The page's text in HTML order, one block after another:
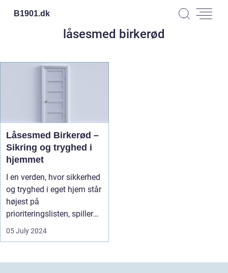
B1901.dk
låsesmed birkerød
Låsesmed Birkerød –
Sikring og tryghed i
hjemmet
I en verden, hvor sikkerhed
og tryghed i eget hjem står
højest på
prioriteringslisten, spiller
en lo...
05 July 2024